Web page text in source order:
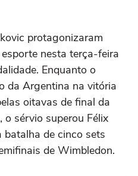
protagonizaram
nesta terça-feira
Enquanto o
da Argentina na vitória
oitavas de final da
sérvio superou Félix
de cinco sets
de Wimbledon.